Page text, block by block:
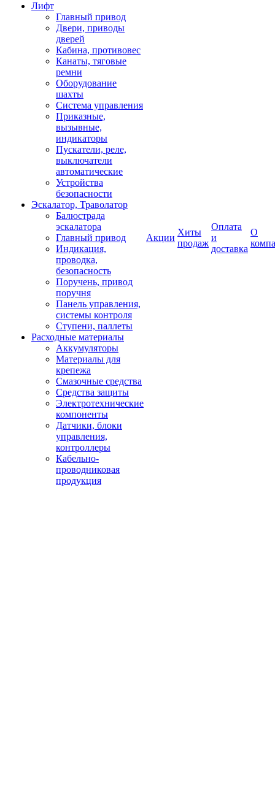
Лифт
Главный привод
Двери, приводы
дверей
Кабина, противовес
Канаты, тяговые
ремни
Оборудование
шахты
Система управления
Приказные,
вызывные,
индикаторы
Пускатели, реле,
выключатели
автоматические
Устройства
безопасности
Эскалатор, Траволатор
Балюстрада
эскалатора
Главный привод
Индикация,
проводка,
безопасность
Поручень, привод
поручня
Панель управления,
системы контроля
Ступени, паллеты
Расходные материалы
Аккумуляторы
Материалы для
крепежа
Смазочные средства
Средства защиты
Электротехнические
компоненты
Датчики, блоки
управления,
контроллеры
Кабельно-
проводниковая
продукция
Акции
Хиты
продаж
Оплата
и
доставка
О